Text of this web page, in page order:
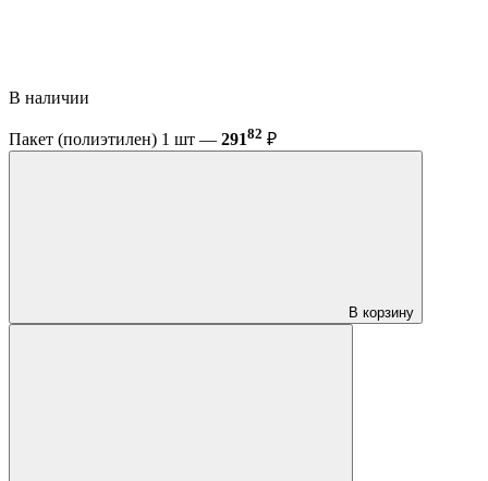
В наличии
Пакет (полиэтилен) 1 шт — 29182 ₽
В корзину